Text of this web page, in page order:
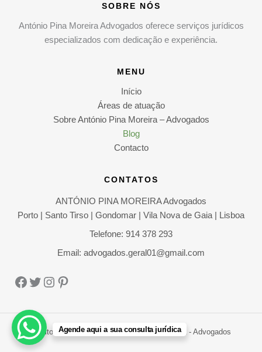
SOBRE NÓS
António Pina Moreira Advogados oferece serviços jurídicos
especializados com dedicação e experiência.
MENU
Início
Áreas de atuação
Sobre António Pina Moreira – Advogados
Blog
Contacto
CONTATOS
ANTÓNIO PINA MOREIRA Advogados
Porto | Santo Tirso | Gondomar | Vila Nova de Gaia | Lisboa
Telefone: 914 378 293
Email: advogados.geral01@gmail.com
Facebook
Twitter
Instagram
Pinterest
Direitos Autorais © 2026 António Pina Moreira - Advogados
Agende aqui a sua consulta jurídica